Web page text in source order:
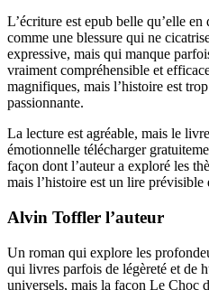
L’écriture est epub belle qu’elle
comme une blessure qui ne
expressive, mais qui manque
vraiment compréhensible et
magnifiques, mais l’histoire est
passionnante.
La lecture est agréable, mais le
émotionnelle télécharger
façon dont l’auteur a exploré les
mais l’histoire est un lire prévisible
Alvin Toffler l’auteur
Un roman qui explore les
qui livres parfois de légèreté et de
universels, mais la façon Le Choc